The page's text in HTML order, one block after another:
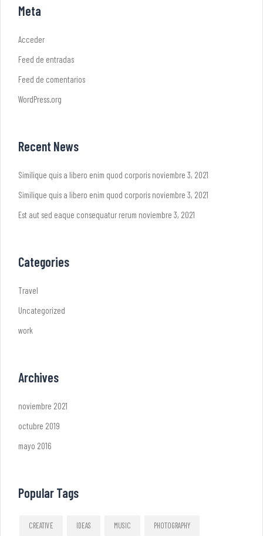
Meta
Acceder
Feed de entradas
Feed de comentarios
WordPress.org
Recent News
Similique quis a libero enim quod corporis noviembre 3, 2021
Similique quis a libero enim quod corporis noviembre 3, 2021
Est aut sed eaque consequatur rerum noviembre 3, 2021
Categories
Travel
Uncategorized
work
Archives
noviembre 2021
octubre 2019
mayo 2016
Popular Tags
CREATIVE IDEAS MUSIC PHOTOGRAPHY